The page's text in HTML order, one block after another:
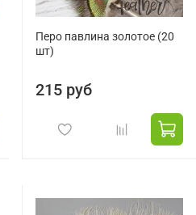
Перо павлина золотое (20
шт)
215 руб